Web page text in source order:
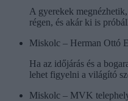
A gyerekek
régen, és akár ki is
Miskolc – Herman Ottó
Ha az időjárás és a
lehet figyelni a világító
Miskolc – MVK